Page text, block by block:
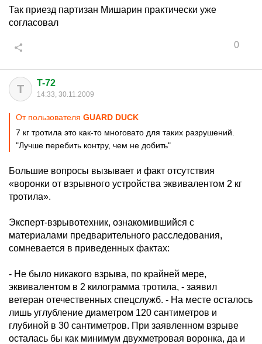
Так приезд партизан Мишарин практически уже
согласовал
0
T T-72
14:33, 30.11.2009
От пользователя GUARD DUCK
7 кг тротила это как-то многовато для таких разрушений.
"Лучше перебить контру, чем не добить"
Большие вопросы вызывает и факт отсутствия
«воронки от взрывного устройства эквивалентом 2 кг
тротила».
Эксперт-взрывотехник, ознакомившийся с
материалами предварительного расследования,
сомневается в приведенных фактах:
- Не было никакого взрыва, по крайней мере,
эквивалентом в 2 килограмма тротила, - заявил
ветеран отечественных спецслужб. - На месте осталось
лишь углубление диаметром 120 сантиметров и
глубиной в 30 сантиметров. При заявленном взрыве
осталась бы как минимум двухметровая воронка, да и